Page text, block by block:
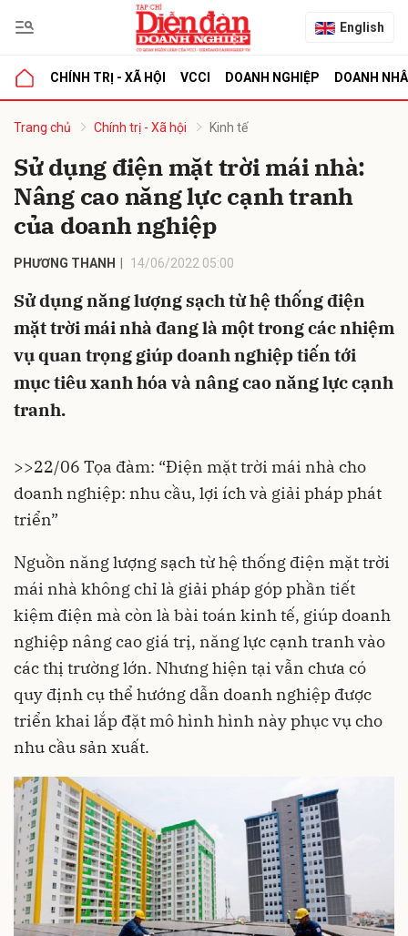
English
CHÍNH TRỊ - XÃ HỘI VCCI DOANH NGHIỆP DOANH
Trang chủ Chính trị - Xã hội Kinh tế
Sử dụng điện mặt trời mái nhà:
Nâng cao năng lực cạnh tranh
của doanh nghiệp
PHƯƠNG THANH 14/06/2022 05:00
Sử dụng năng lượng sạch từ hệ thống điện
mặt trời mái nhà đang là một trong các nhiệm
vụ quan trọng giúp doanh nghiệp tiến tới
mục tiêu xanh hóa và nâng cao năng lực cạnh
tranh.
>>22/06 Tọa đàm: “Điện mặt trời mái nhà cho
doanh nghiệp: nhu cầu, lợi ích và giải pháp phát
triển”
Nguồn năng lượng sạch từ hệ thống điện mặt trời
mái nhà không chỉ là giải pháp góp phần tiết
kiệm điện mà còn là bài toán kinh tế, giúp doanh
nghiệp nâng cao giá trị, năng lực cạnh tranh vào
các thị trường lớn. Nhưng hiện tại vẫn chưa có
quy định cụ thể hướng dẫn doanh nghiệp được
triển khai lắp đặt mô hình hình này phục vụ cho
nhu cầu sản xuất.
luận
Hủy